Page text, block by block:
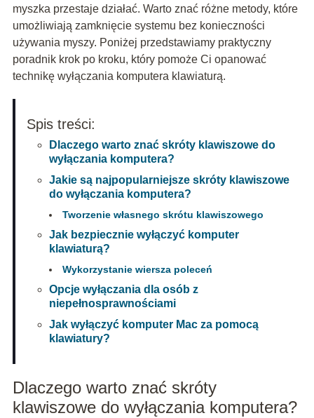
myszka przestaje działać. Warto znać różne metody, które
umożliwiają zamknięcie systemu bez konieczności
używania myszy. Poniżej przedstawiamy praktyczny
poradnik krok po kroku, który pomoże Ci opanować
technikę wyłączania komputera klawiaturą.
Spis treści:
Dlaczego warto znać skróty klawiszowe do
wyłączania komputera?
Jakie są najpopularniejsze skróty klawiszowe
do wyłączania komputera?
Tworzenie własnego skrótu klawiszowego
Jak bezpiecznie wyłączyć komputer
klawiaturą?
Wykorzystanie wiersza poleceń
Opcje wyłączania dla osób z
niepełnosprawnościami
Jak wyłączyć komputer Mac za pomocą
klawiatury?
Dlaczego warto znać skróty
klawiszowe do wyłączania komputera?